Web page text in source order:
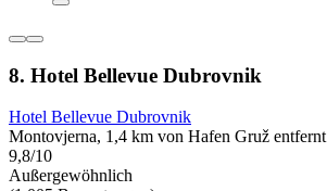
8. Hotel Bellevue Dubrovnik
Hotel Bellevue Dubrovnik
Montovjerna, 1,4 km von Hafen Gruž entfernt
9,8/10
Außergewöhnlich